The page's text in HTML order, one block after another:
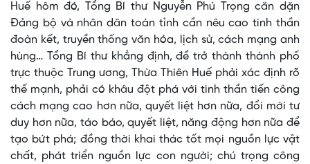
Huế hôm đó, Tổng Bí thư Nguyễn Phú Trọng căn dặn
Đảng bộ và nhân dân toàn tỉnh cần nêu cao tinh thần
đoàn kết, truyền thống văn hóa, lịch sử, cách mạng anh
hùng… Tổng Bí thư khẳng định, để trở thành thành phố
trực thuộc Trung ương, Thừa Thiên Huế phải xác định rõ
thế mạnh, phải có khâu đột phá với tinh thần tiến công
cách mạng cao hơn nữa, quyết liệt hơn nữa, đổi mới tư
duy hơn nữa, táo báo, quyết liệt, năng động hơn nữa để
tạo bứt phá; đồng thời khai thác tốt mọi nguồn lực vật
chất, phát triển nguồn lực con người; chú trọng công